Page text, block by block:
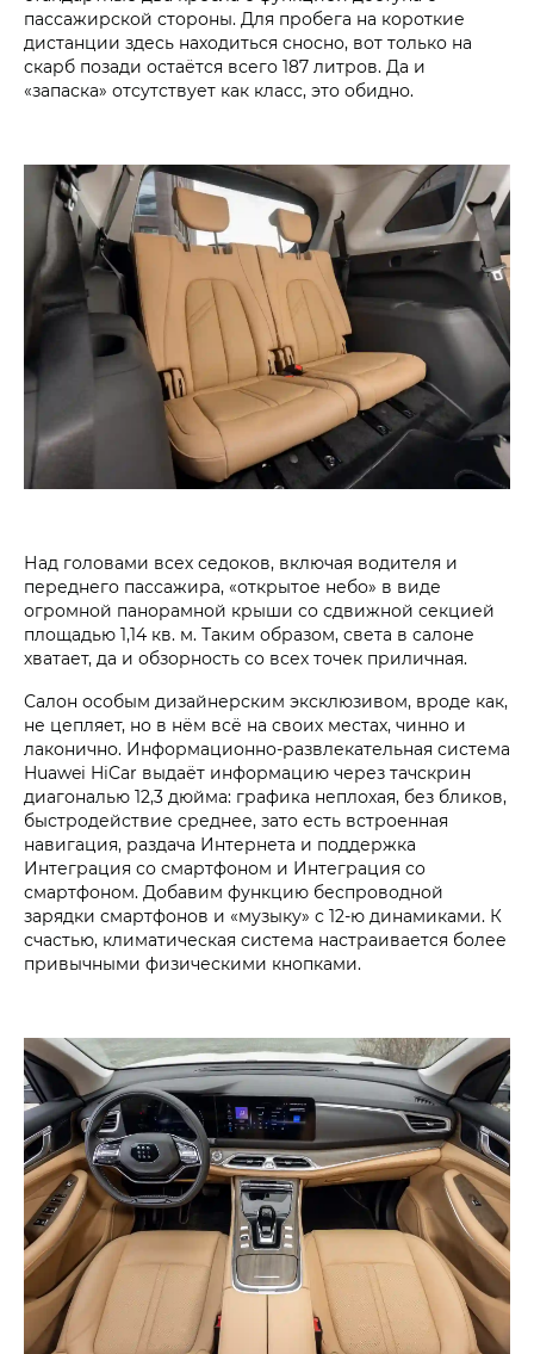
пассажирской стороны. Для пробега на короткие
дистанции здесь находиться сносно, вот только на
скарб позади остаётся всего 187 литров. Да и
«запаска» отсутствует как класс, это обидно.
Над головами всех седоков, включая водителя и
переднего пассажира, «открытое небо» в виде
огромной панорамной крыши со сдвижной секцией
площадью 1,14 кв. м. Таким образом, света в салоне
хватает, да и обзорность со всех точек приличная.
Салон особым дизайнерским эксклюзивом, вроде как,
не цепляет, но в нём всё на своих местах, чинно и
лаконично. Информационно-развлекательная система
Huawei HiCar выдаёт информацию через тачскрин
диагональю 12,3 дюйма: графика неплохая, без бликов,
быстродействие среднее, зато есть встроенная
навигация, раздача Интернета и поддержка
Интеграция со смартфоном и Интеграция со
смартфоном. Добавим функцию беспроводной
зарядки смартфонов и «музыку» с 12-ю динамиками. К
счастью, климатическая система настраивается более
привычными физическими кнопками.